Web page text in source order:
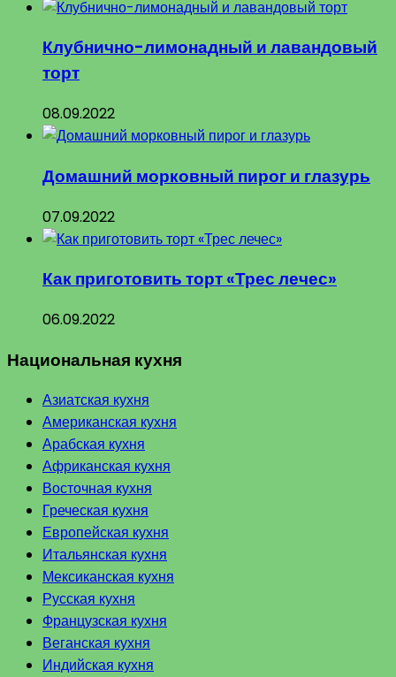
Клубнично-лимонадный и лавандовый
торт
08.09.2022
Домашний морковный пирог и глазурь
07.09.2022
Как приготовить торт «Трес лечес»
06.09.2022
Национальная кухня
Азиатская кухня
Американская кухня
Арабская кухня
Африканская кухня
Восточная кухня
Греческая кухня
Европейская кухня
Итальянская кухня
Мексиканская кухня
Русская кухня
Французская кухня
Веганская кухня
Индийская кухня